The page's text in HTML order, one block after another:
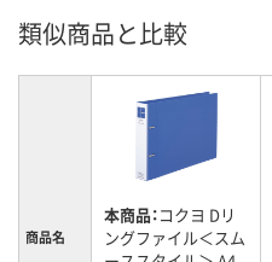
類似商品と比較
商品名
本商品：コクヨ Dリ
ングファイル＜スム